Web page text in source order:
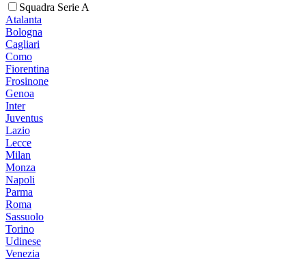
Squadra Serie A
Atalanta
Bologna
Cagliari
Como
Fiorentina
Frosinone
Genoa
Inter
Juventus
Lazio
Lecce
Milan
Monza
Napoli
Parma
Roma
Sassuolo
Torino
Udinese
Venezia